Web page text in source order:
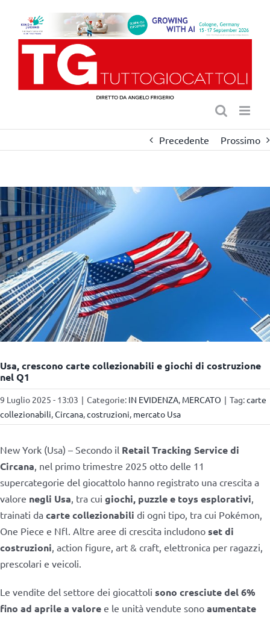
contenuto
Precedente Prossimo
Usa, crescono carte collezionabili e giochi di costruzione
nel Q1
9 Luglio 2025 - 13:03 | Categorie: IN EVIDENZA, MERCATO | Tag:carte
collezionabili,Circana,costruzioni, mercato Usa
New York (Usa) – Secondo il Retail Tracking Service di
Circana, nel primo trimestre 2025 otto delle 11
supercategorie del giocattolo hanno registrato una crescita a
valore negli Usa, tra cui giochi, puzzle e toys esplorativi,
trainati da carte collezionabili di ogni tipo, tra cui Pokémon,
One Piece e Nfl. Altre aree di crescita includono set di
costruzioni, action figure, art & craft, elettronica per ragazzi,
prescolari e veicoli.
Le vendite del settore dei giocattoli sono cresciute del 6%
fino ad aprile a valore e le unità vendute sono aumentate